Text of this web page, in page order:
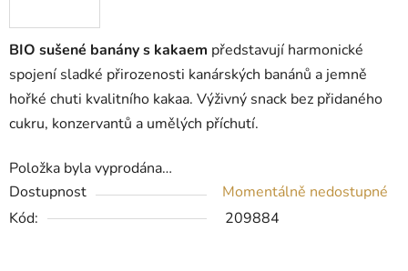
BIO sušené banány s kakaem představují harmonické
spojení sladké přirozenosti kanárských banánů a jemně
hořké chuti kvalitního kakaa. Výživný snack bez přidaného
cukru, konzervantů a umělých příchutí.
Položka byla vyprodána…
Dostupnost
Momentálně nedostupné
Kód:
209884